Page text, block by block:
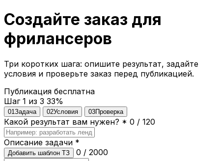
Создайте заказ для
фрилансеров
Три коротких шага: опишите результат, задайте
условия и проверьте заказ перед публикацией.
Публикация бесплатна
Шаг 1 из 3 33%
01 Задача 02Условия 03Проверка
Какой результат вам нужен? * 0 / 120
Описание задачи *
Добавить шаблон ТЗ 0 / 2000